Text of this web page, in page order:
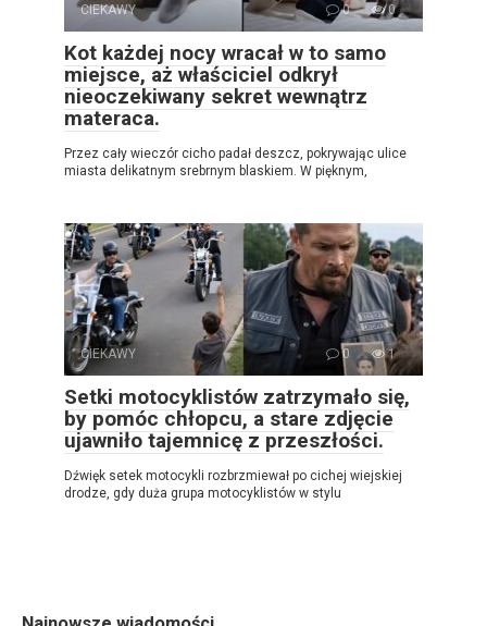
CIEKAWY 0 0
Kot każdej nocy wracał w to samo
miejsce, aż właściciel odkrył
nieoczekiwany sekret wewnątrz
materaca.
Przez cały wieczór cicho padał deszcz, pokrywając ulice
miasta delikatnym srebrnym blaskiem. W pięknym,
CIEKAWY 0 1
Setki motocyklistów zatrzymało się,
by pomóc chłopcu, a stare zdjęcie
ujawniło tajemnicę z przeszłości.
Dźwięk setek motocykli rozbrzmiewał po cichej wiejskiej
drodze, gdy duża grupa motocyklistów w stylu